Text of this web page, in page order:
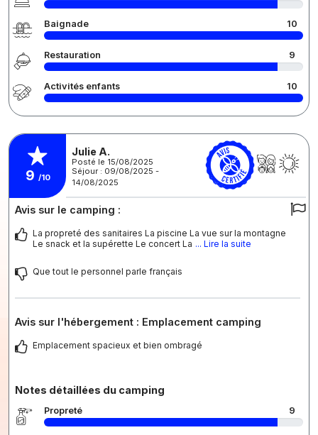
Baignade 10
Restauration 9
Activités enfants 10
9 /10
Julie A.
Posté le 15/08/2025
Séjour : 09/08/2025 -
14/08/2025
Avis sur le camping :
La propreté des sanitaires La piscine La vue sur la montagne
Le snack et la supérette Le concert La ... Lire la suite
Que tout le personnel parle français
Avis sur l'hébergement : Emplacement camping
Emplacement spacieux et bien ombragé
Notes détaillées du camping
Propreté 9